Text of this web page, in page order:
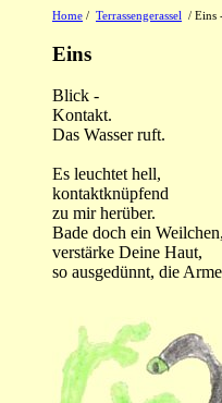
Home / Terrassengerassel / Eins
Eins
Blick -
Kontakt.
Das Wasser ruft.
Es leuchtet hell,
kontaktknüpfend
zu mir herüber.
Bade doch ein Weilchen,
verstärke Deine Haut,
so ausgedünnt, die